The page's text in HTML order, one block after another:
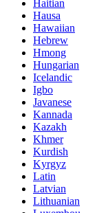
Haitian
Hausa
Hawaiian
Hebrew
Hmong
Hungarian
Icelandic
Igbo
Javanese
Kannada
Kazakh
Khmer
Kurdish
Kyrgyz
Latin
Latvian
Lithuanian